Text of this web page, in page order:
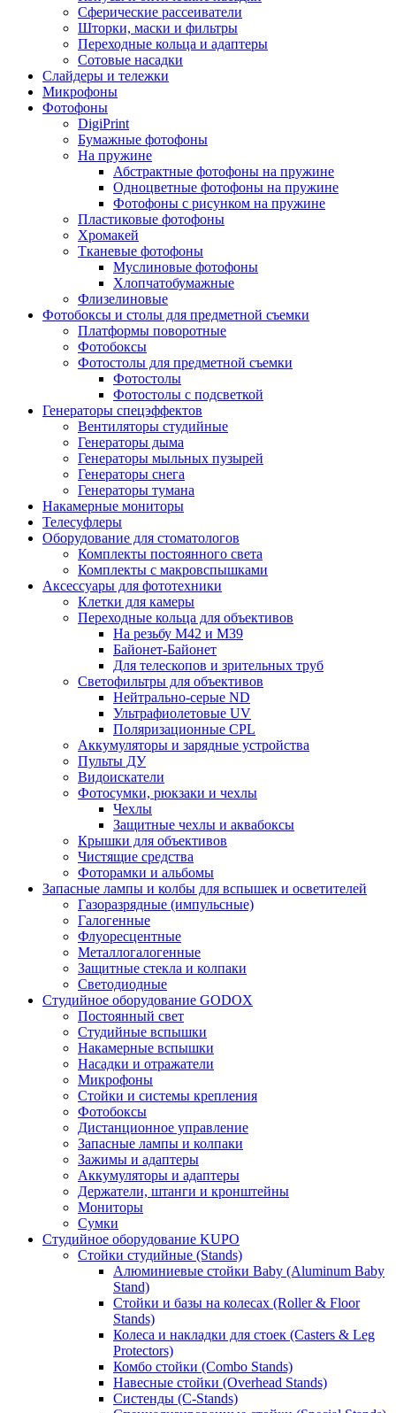
Сферические рассеиватели
Шторки, маски и фильтры
Переходные кольца и адаптеры
Сотовые насадки
Слайдеры и тележки
Микрофоны
Фотофоны
DigiPrint
Бумажные фотофоны
На пружине
Абстрактные фотофоны на пружине
Одноцветные фотофоны на пружине
Фотофоны с рисунком на пружине
Пластиковые фотофоны
Хромакей
Тканевые фотофоны
Муслиновые фотофоны
Хлопчатобумажные
Флизелиновые
Фотобоксы и столы для предметной съемки
Платформы поворотные
Фотобоксы
Фотостолы для предметной съемки
Фотостолы
Фотостолы с подсветкой
Генераторы спецэффектов
Вентиляторы студийные
Генераторы дыма
Генераторы мыльных пузырей
Генераторы снега
Генераторы тумана
Накамерные мониторы
Телесуфлеры
Оборудование для стоматологов
Комплекты постоянного света
Комплекты с макровспышками
Аксессуары для фототехники
Клетки для камеры
Переходные кольца для объективов
На резьбу М42 и М39
Байонет-Байонет
Для телескопов и зрительных труб
Светофильтры для объективов
Нейтрально-серые ND
Ультрафиолетовые UV
Поляризационные CPL
Аккумуляторы и зарядные устройства
Пульты ДУ
Видоискатели
Фотосумки, рюкзаки и чехлы
Чехлы
Защитные чехлы и аквабоксы
Крышки для объективов
Чистящие средства
Фоторамки и альбомы
Запасные лампы и колбы для вспышек и осветителей
Газоразрядные (импульсные)
Галогенные
Флуоресцентные
Металлогалогенные
Защитные стекла и колпаки
Светодиодные
Студийное оборудование GODOX
Постоянный свет
Студийные вспышки
Накамерные вспышки
Насадки и отражатели
Микрофоны
Стойки и системы крепления
Фотобоксы
Дистанционное управление
Запасные лампы и колпаки
Зажимы и адаптеры
Аккумуляторы и адаптеры
Держатели, штанги и кронштейны
Мониторы
Сумки
Студийное оборудование KUPO
Стойки студийные (Stands)
Алюминиевые стойки Baby (Aluminum Baby
Stand)
Стойки и базы на колесах (Roller & Floor
Stands)
Колеса и накладки для стоек (Casters & Leg
Protectors)
Комбо стойки (Combo Stands)
Навесные стойки (Overhead Stands)
Систенды (C-Stands)